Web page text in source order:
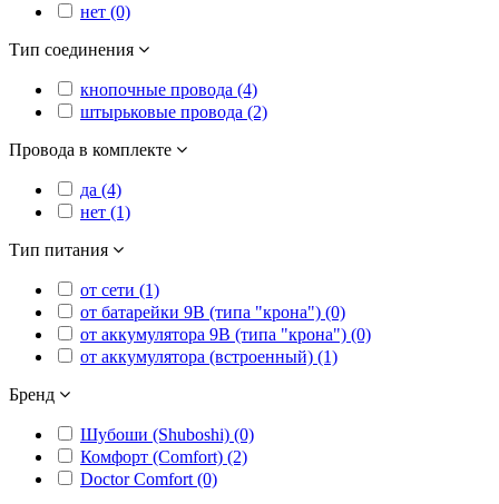
нет (0)
Тип соединения
кнопочные провода (4)
штырьковые провода (2)
Провода в комплекте
да (4)
нет (1)
Тип питания
от сети (1)
от батарейки 9В (типа "крона") (0)
от аккумулятора 9В (типа "крона") (0)
от аккумулятора (встроенный) (1)
Бренд
Шубоши (Shuboshi) (0)
Комфорт (Comfort) (2)
Doctor Comfort (0)